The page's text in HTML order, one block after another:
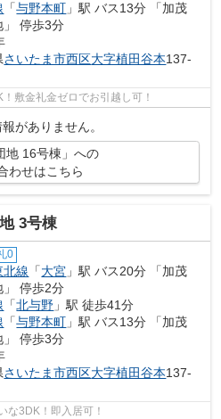
「与野本町 」駅 バス13分 「加茂
」 停歩3分
さいたま市西区大字植田谷本137-
敷金礼金ゼロでお引越し可！
がありません。
地 16号棟」への
わせはこちら
3号棟
0
北線 「大宮 」駅 バス20分 「加茂
」 停歩2分
「北与野 」駅 徒歩41分
「与野本町 」駅 バス13分 「加茂
」 停歩3分
さいたま市西区大字植田谷本137-
な3DK！即入居可！